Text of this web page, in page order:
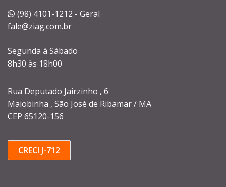
(98) 4101-1212 - Geral
fale@ziag.com.br
Segunda à Sábado
8h30 às 18h00
Rua Deputado Jairzinho , 6
Maiobinha , São José de Ribamar / MA
CEP 65120-156
CRECI J-712